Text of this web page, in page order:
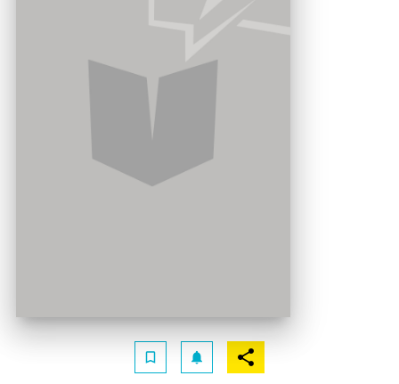
bookmark_border notifications